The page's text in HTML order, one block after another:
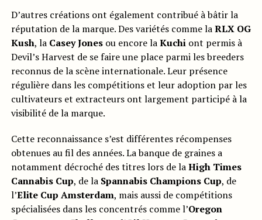
D’autres créations ont également contribué à bâtir la
réputation de la marque. Des variétés comme laRLX OG
Kush, la Casey Jonesou encore laKuchiont permis à
Devil’s Harvest de se faire une place parmi les breeders
reconnus de la scène internationale. Leur présence
régulière dans les compétitions et leur adoption par les
cultivateurs et extracteurs ont largement participé à la
visibilité de la marque.
Cette reconnaissance s’est différentes récompenses
obtenues au fil des années. La banque de graines a
notamment décroché des titres lors de laHigh Times
Cannabis Cup, de la Spannabis Champions Cup, de
l’Elite Cup Amsterdam, mais aussi de compétitions
spécialisées dans les concentrés comme l’Oregon